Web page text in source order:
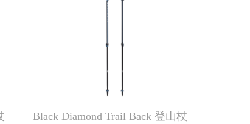
Black Diamond Trail Back 登山杖